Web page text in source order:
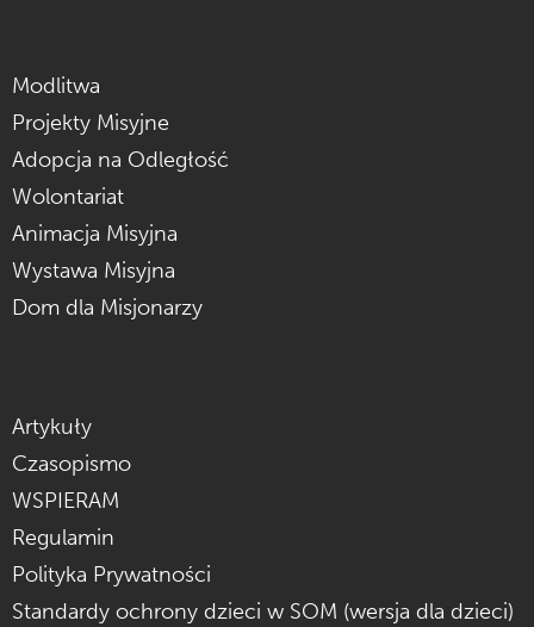
Modlitwa
Projekty Misyjne
Adopcja na Odległość
Wolontariat
Animacja Misyjna
Wystawa Misyjna
Dom dla Misjonarzy
Artykuły
Czasopismo
WSPIERAM
Regulamin
Polityka Prywatności
Standardy ochrony dzieci w SOM (wersja dla dzieci)